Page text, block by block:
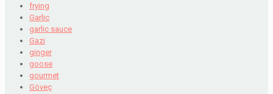
frying
Garlic
garlic sauce
Gazi
ginger
goose
gourmet
Göveç